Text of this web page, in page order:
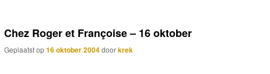
Chez Roger et Françoise – 16 oktober
Geplaatst op16 oktober 2004doorkrek